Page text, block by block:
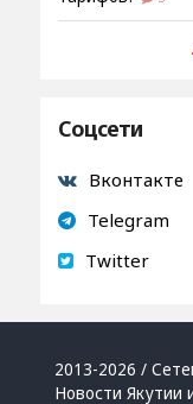
Соцсети
Вконтакте
Telegram
Twitter
2013-2026 /
Новости Якутии